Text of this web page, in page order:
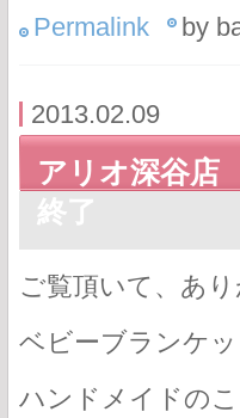
Permalink by
2013.02.09
アリオ深谷
終了
ご覧頂いて、あ
ベビーブランケ
ハンドメイドの